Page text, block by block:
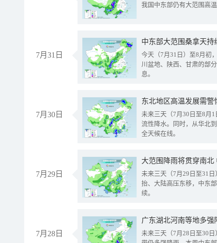
我国中东部仍有大范围高
7月31日
中东部大范围桑拿天
今天（7月31日）至8月初
川盆地、陕西、甘肃的部
息。
7月30日
东北地区高温发展需
未来三天（7月30日至8月
流性降水。同时，从华北
全天候在线。
7月29日
大范围降雨将贯穿南
未来三天（7月29日至31
抬、大陆高压东移，中东
续。
7月28日
广东湖北河南等地多
未来三天（7月28日至30